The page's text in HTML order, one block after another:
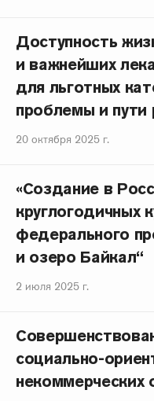
Доступность
и важнейших
для льготных
проблемы и пути
20 октября 2025 г.
«Создание в
круглогодичных
федерального
и озеро Байкал“
2 июля 2025 г.
социально-
некоммерческих